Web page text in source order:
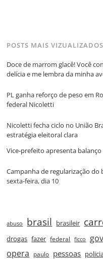
POSTS MAIS VIZUALIZADOS
Doce de marrom glacê! Você
delícia e me lembra da minha
PL ganha reforço de peso em
federal Nicoletti
Nicoletti fecha ciclo no União
estratégia eleitoral clara
Vice‑prefeito apresenta
Campanha de regularização
sexta‑feira, dia 10
abuso brasil brasileir
drogas fazer federal ficco
opera paulo pessoas